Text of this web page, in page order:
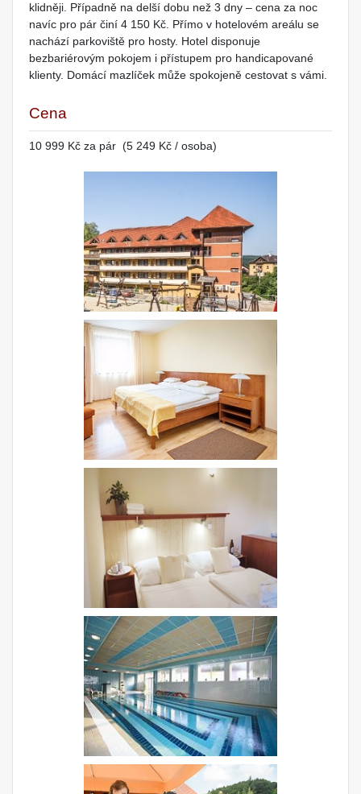
klidněji. Případně na delší dobu než 3 dny – cena za noc
navíc pro pár činí 4 150 Kč. Přímo v hotelovém areálu se
nachází parkoviště pro hosty. Hotel disponuje
bezbariérovým pokojem i přístupem pro handicapované
klienty. Domácí mazlíček může spokojeně cestovat s vámi.
Cena
10 999 Kč za pár (5 249 Kč / osoba)